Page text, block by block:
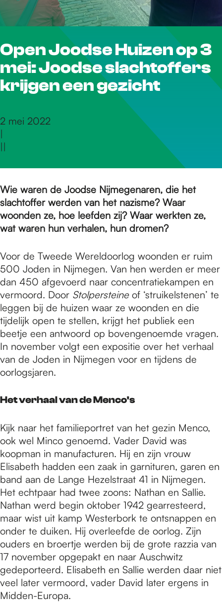
r
d
e
o
m
e
p
a
g
e
Open Joodse Huizen op 3
mei: Joodse slachtoffers
krijgen een gezicht
2 mei 2022
|
||
Wie waren de Joodse Nijmegenaren, die het
slachtoffer werden van het nazisme? Waar
woonden ze, hoe leefden zij? Waar werkten ze,
wat waren hun verhalen, hun dromen?
Voor de Tweede Wereldoorlog woonden er ruim
500 Joden in Nijmegen. Van hen werden er meer
dan 450 afgevoerd naar concentratiekampen en
vermoord. Door Stolpersteineof ‘struikelstenen’ te
leggen bij de huizen waar ze woonden en die
tijdelijk open te stellen, krijgt het publiek een
beetje een antwoord op bovengenoemde vragen.
In november volgt een expositie over het verhaal
van de Joden in Nijmegen voor en tijdens de
oorlogsjaren.
Het verhaal van de Menco's
Kijk naar het familieportret van het gezin Menco,
ook wel Minco genoemd. Vader David was
koopman in manufacturen. Hij en zijn vrouw
Elisabeth hadden een zaak in garnituren, garen en
band aan de Lange Hezelstraat 41 in Nijmegen.
Het echtpaar had twee zoons: Nathan en Sallie.
Nathan werd begin oktober 1942 gearresteerd,
maar wist uit kamp Westerbork te ontsnappen en
onder te duiken. Hij overleefde de oorlog. Zijn
ouders en broertje werden bij de grote razzia van
17 november opgepakt en naar Auschwitz
gedeporteerd. Elisabeth en Sallie werden daar niet
veel later vermoord, vader David later ergens in
Midden-Europa.